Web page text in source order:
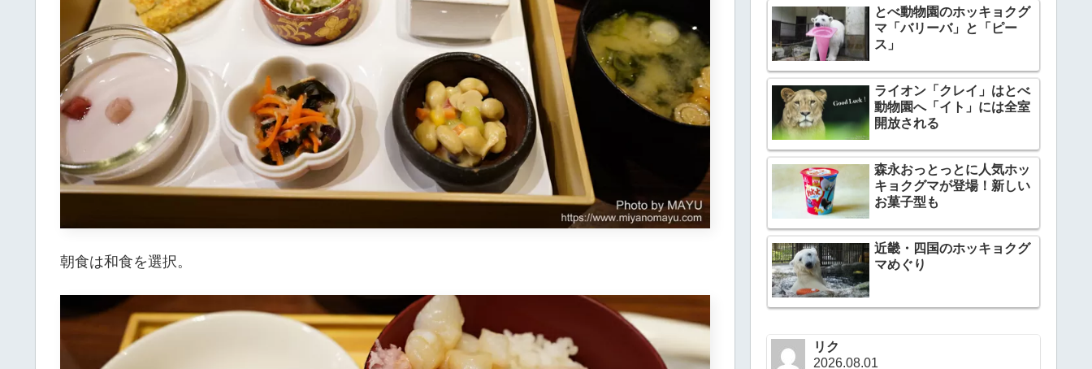
朝食は和食を選択。
とべ動物園のホッキョクグ
マ「バリーバ」と「ピー
ス」
ライオン「クレイ」はとべ
動物園へ「イト」には全室
開放される
森永おっとっとに人気ホッ
キョクグマが登場！新しい
お菓子型も
近畿・四国のホッキョクグ
マめぐり
リク
2026.08.01